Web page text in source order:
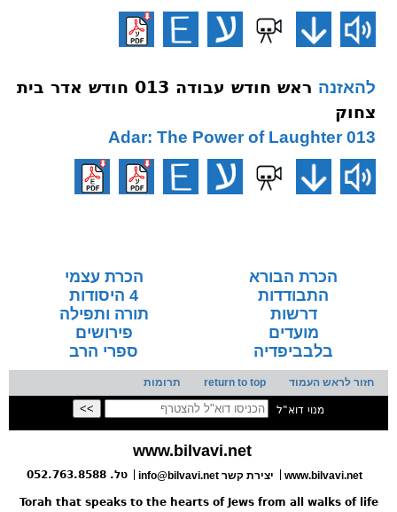
להאזנה
ראש חודש עבודה 013 חודש אדר בית
צחוק
013 Adar: The Power of Laughter
הכרת הבורא
הכרת עצמי
התבודדות
4 היסודות
דרשות
תורה ותפילה
מועדים
פירושים
בלבביפדיה
ספרי הרב
חזור לראש העמוד return to top תרומות
מנוי דוא"ל
www.bilvavi.net
www.bilvavi.net info@bilvavi.net יצירת קשר טל. 052.763.8588
Torah that speaks to the hearts of Jews from all walks of life